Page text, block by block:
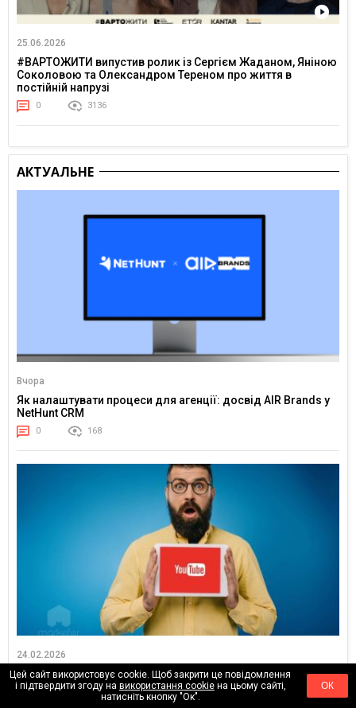
25.06.2026
#ВАРТОЖИТИ випустив ролик із Сергієм Жаданом, Яніною
Соколовою та Олександром Тереном про життя в
постійній напрузі
0 3136
АКТУАЛЬНЕ
Вчора
Як налаштувати процеси для агенції: досвід AIR Brands у
NetHunt CRM
0 168
24.02.2026
Тренди YouTube 2026: куди рухається увага глядача
0 18167
Цей сайт використовує cookie. Щоб закрити це повідомлення
і підтвердити згоду на використання cookieна цьому сайті,
натисніть кнопку "Ок".
ОК